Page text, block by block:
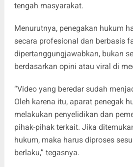
tengah masyarakat.
Menurutnya, penegakan hukum
secara profesional dan berbasis
dipertanggungjawabkan, bukan
berdasarkan opini atau viral di
“Video yang beredar sudah
Oleh karena itu, aparat penegak
melakukan penyelidikan dan
pihak-pihak terkait. Jika
hukum, maka harus diproses
berlaku,” tegasnya.